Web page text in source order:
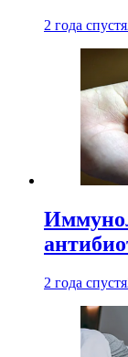
2 года спустя
2 года спустя